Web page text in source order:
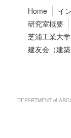
Home イ
研究室概要
芝浦工業大
建友会（建築
DEPARTMENT of